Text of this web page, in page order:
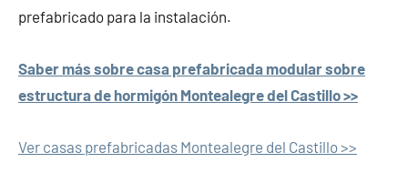
prefabricado para la instalación.
Saber más sobre casa prefabricada modular sobre
estructura de hormigón Montealegre del Castillo >>
Ver casas prefabricadas Montealegre del Castillo >>